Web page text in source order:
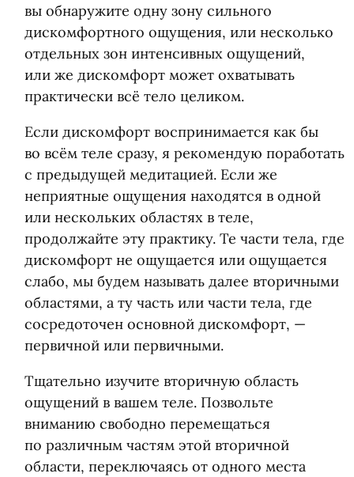
вы обнаружите одну зону сильного
дискомфортного ощущения, или несколько
отдельных зон интенсивных ощущений,
или же дискомфорт может охватывать
практически всё тело целиком.
Если дискомфорт воспринимается как бы
во всём теле сразу, я рекомендую поработать
с предыдущей медитацией. Если же
неприятные ощущения находятся в одной
или нескольких областях в теле,
продолжайте эту практику. Те части тела, где
дискомфорт не ощущается или ощущается
слабо, мы будем называть далее вторичными
областями, а ту часть или части тела, где
сосредоточен основной дискомфорт, —
первичной или первичными.
Тщательно изучите вторичную область
ощущений в вашем теле. Позвольте
вниманию свободно перемещаться
по различным частям этой вторичной
области, переключаясь от одного места